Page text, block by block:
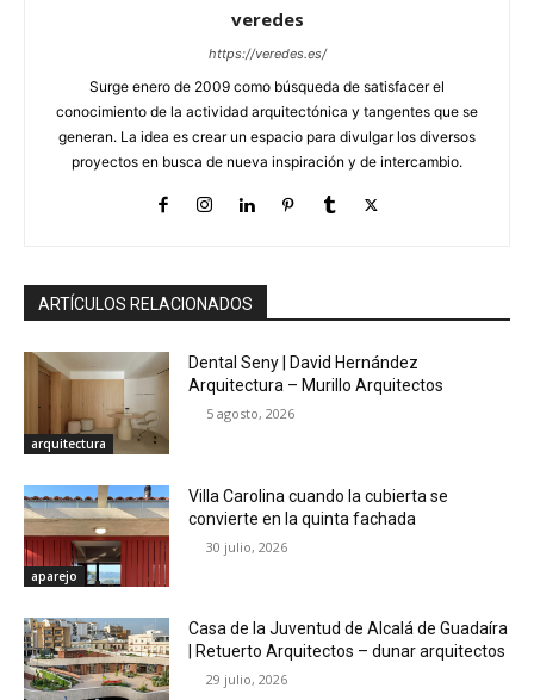
veredes
https://veredes.es/
Surge enero de 2009 como búsqueda de satisfacer el
conocimiento de la actividad arquitectónica y tangentes que se
generan. La idea es crear un espacio para divulgar los diversos
proyectos en busca de nueva inspiración y de intercambio.
ARTÍCULOS RELACIONADOS
arquitectura
Dental Seny | David Hernández
Arquitectura – Murillo Arquitectos
5 agosto, 2026
aparejo
Villa Carolina cuando la cubierta se
convierte en la quinta fachada
30 julio, 2026
Casa de la Juventud de Alcalá de Guadaíra
| Retuerto Arquitectos – dunar arquitectos
29 julio, 2026